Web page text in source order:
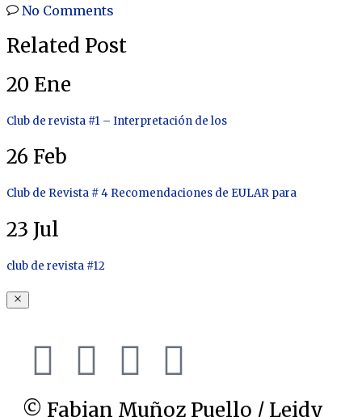
No Comments
Related Post
20 Ene
Club de revista #1 – Interpretación de los
26 Feb
Club de Revista # 4 Recomendaciones de EULAR para
23 Jul
club de revista #12
© Fabian Muñoz Puello / Leidy